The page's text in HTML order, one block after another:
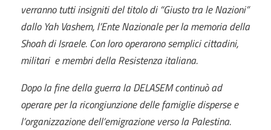
verranno tutti insigniti del titolo di “Giusto tra le Nazioni”
dallo Yah Vashem, l’Ente Nazionale per la memoria della
Shoah di Israele. Con loro operarono semplici cittadini,
militari e membri della Resistenza italiana.
Dopo la fine della guerra la DELASEM continuò ad
operare per la ricongiunzione delle famiglie disperse e
l’organizzazione dell’emigrazione verso la Palestina.